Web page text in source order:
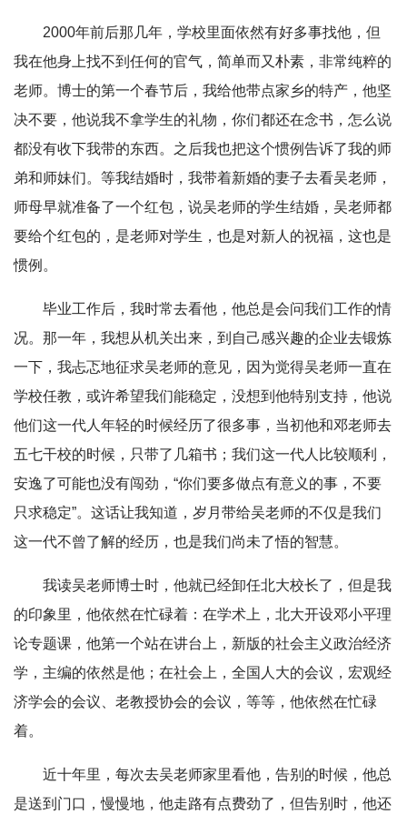
2000年前后那几年，学校里面依然有好多事找他，但
我在他身上找不到任何的官气，简单而又朴素，非常纯粹的
老师。博士的第一个春节后，我给他带点家乡的特产，他坚
决不要，他说我不拿学生的礼物，你们都还在念书，怎么说
都没有收下我带的东西。之后我也把这个惯例告诉了我的师
弟和师妹们。等我结婚时，我带着新婚的妻子去看吴老师，
师母早就准备了一个红包，说吴老师的学生结婚，吴老师都
要给个红包的，是老师对学生，也是对新人的祝福，这也是
惯例。
毕业工作后，我时常去看他，他总是会问我们工作的情
况。那一年，我想从机关出来，到自己感兴趣的企业去锻炼
一下，我忐忑地征求吴老师的意见，因为觉得吴老师一直在
学校任教，或许希望我们能稳定，没想到他特别支持，他说
他们这一代人年轻的时候经历了很多事，当初他和邓老师去
五七干校的时候，只带了几箱书；我们这一代人比较顺利，
安逸了可能也没有闯劲，“你们要多做点有意义的事，不要
只求稳定”。这话让我知道，岁月带给吴老师的不仅是我们
这一代不曾了解的经历，也是我们尚未了悟的智慧。
我读吴老师博士时，他就已经卸任北大校长了，但是我
的印象里，他依然在忙碌着：在学术上，北大开设邓小平理
论专题课，他第一个站在讲台上，新版的社会主义政治经济
学，主编的依然是他；在社会上，全国人大的会议，宏观经
济学会的会议、老教授协会的会议，等等，他依然在忙碌
着。
近十年里，每次去吴老师家里看他，告别的时候，他总
是送到门口，慢慢地，他走路有点费劲了，但告别时，他还